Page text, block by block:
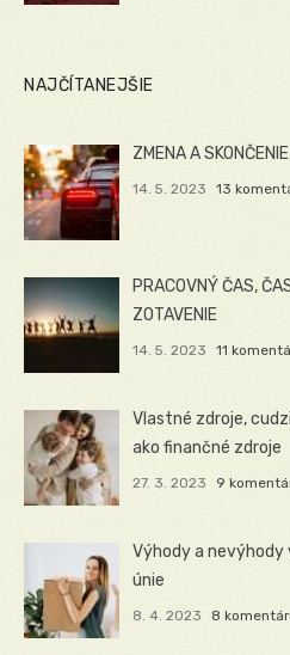
NAJČÍTANEJŠIE
ZMENA A
14. 5. 2023 13
PRACOVNÝ ČAS,
ZOTAVENIE
14. 5. 2023 11
Vlastné zdroje,
ako finančné zdroje
27. 3. 2023 9
Výhody a nevýhody
únie
8. 4. 2023 8